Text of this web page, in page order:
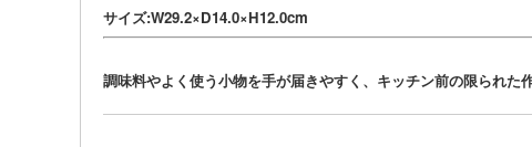
サイズ:W29.2×D14.0×H12.0cm
調味料やよく使う小物を手が届きやすく、キッチン前の限られた